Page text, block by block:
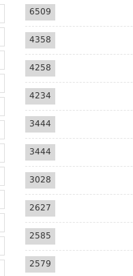
6509
4358
4258
4234
3444
3444
3028
2627
2585
2579